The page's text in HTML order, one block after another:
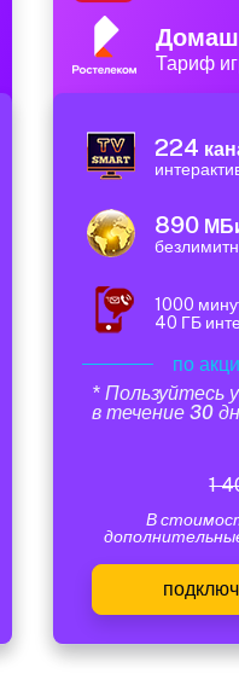
Тариф
224
890
1000
40 ГБ
по
* Пользуйтесь
в течение 30
1
В